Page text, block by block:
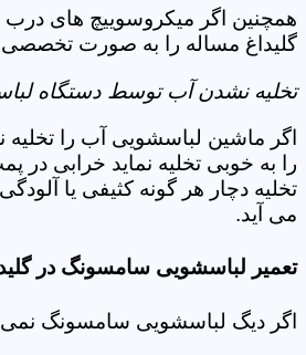
همچنین اگر میکروسوییچ های درب
گلیداغ مساله را به صورت تخصصی
تخلیه نشدن آب توسط دستگاه
اگر ماشین لباسشویی آب را
را به خوبی تخلیه نماید خرابی
تخلیه دچار هر گونه کثیفی یا
می آید.
تعمیر لباسشویی سامسونگ در
اگر دیگ لباسشویی سامسونگ نمی